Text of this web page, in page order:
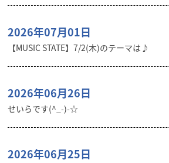
2026年07月01日
【MUSIC STATE】7/2(木)のテーマは♪
2026年06月26日
せいらです(^_-)-☆
2026年06月25日